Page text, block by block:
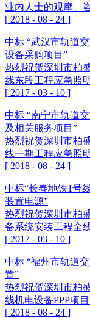
业内人士的观摩、
[ 2018 - 08 - 24 ]
中标 “武汉市轨道
设备采购项目”
热烈祝贺深圳市柏
线东段工程应急照
[ 2017 - 03 - 10 ]
中标 “南宁市轨道
及相关服务项目”
热烈祝贺深圳市柏
线一期工程应急照
[ 2018 - 08 - 24 ]
中标“长春地铁1号
装置电源”
热烈祝贺深圳市柏
备系统安装工程全
[ 2017 - 03 - 10 ]
中标 “福州市轨道
置”
热烈祝贺深圳市柏
线机电设备PPP项
[ 2018 - 08 - 24 ]